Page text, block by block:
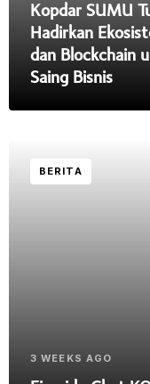
Kopdar SUMU
Hadirkan
dan Blockchain
Saing Bisnis
BERITA
3 WEEKS AGO